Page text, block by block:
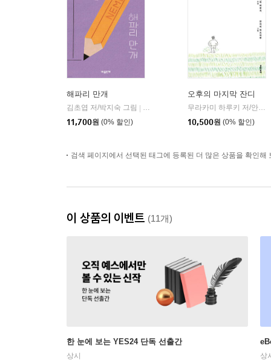
해파리 만개
김초엽 저/박지숙 그림
마음산책
11,700원 (0% 할인)
오후의 마지막 잔디
무라카미 하루키 저/안자이 미즈마루 그림/양윤옥 역
10,500원 (0% 할인)
검색 페이지에서 선택된 태그에 등록된 더 많은 상품을 확인해
이 상품의 이벤트 (11개)
한 눈에 보는 YES24 단독 선출간
상시 상